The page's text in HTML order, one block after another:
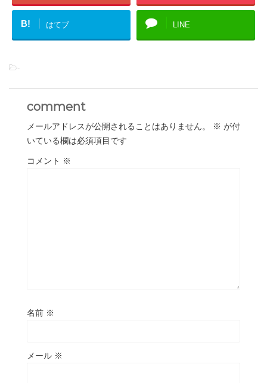
B! はてブ LINE
-
comment
メールアドレスが公開されることはありません。 ※ が付
いている欄は必須項目です
コメント ※
名前 ※
メール ※